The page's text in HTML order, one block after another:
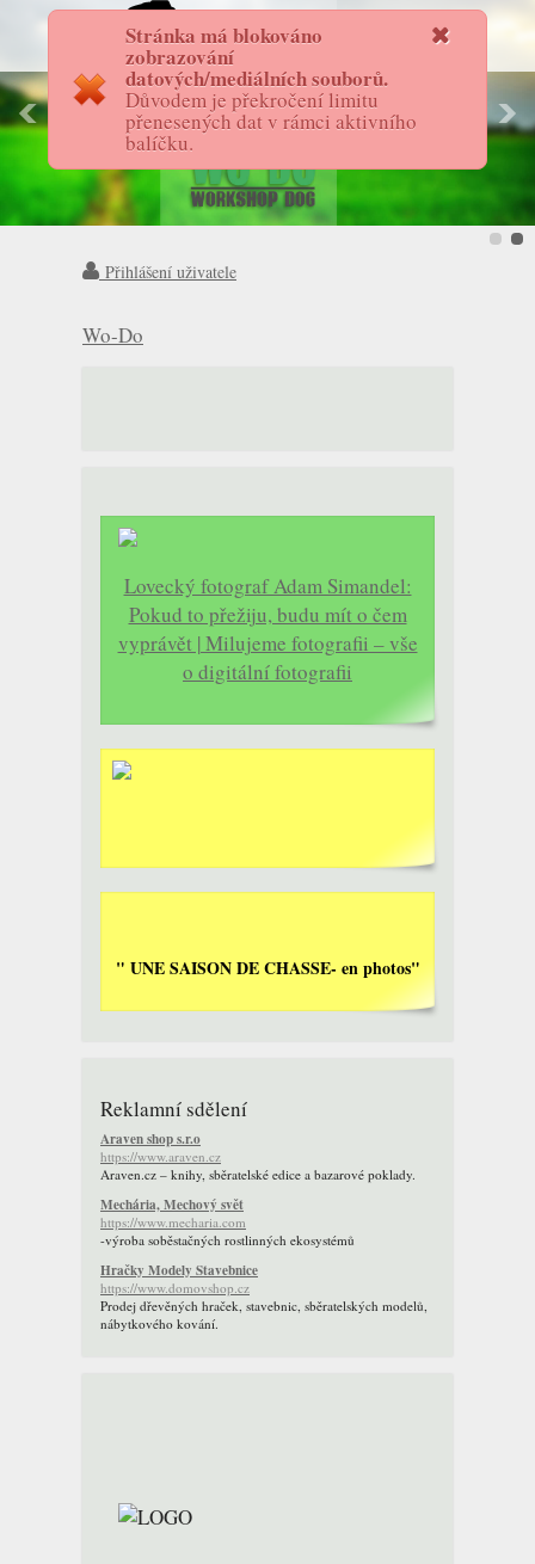
Stránka má blokováno
zobrazování
datových/mediálních souborů.
Důvodem je překročení limitu
přenesených dat v rámci aktivního
balíčku.
FotostoryAS
Přihlášení uživatele
Wo-Do
Lovecký fotograf Adam Simandel:
Pokud to přežiju, budu mít o čem
vyprávět | Milujeme fotografii – vše
o digitální fotografii
" UNE SAISON DE CHASSE- en photos"
Reklamní sdělení
Araven shop s.r.o
https://www.araven.cz
Araven.cz – knihy, sběratelské edice a bazarové poklady.
Mechária, Mechový svět
https://www.mecharia.com
-výroba soběstačných rostlinných ekosystémů
Hračky Modely Stavebnice
https://www.domovshop.cz
Prodej dřevěných hraček, stavebnic, sběratelských modelů,
nábytkového kování.